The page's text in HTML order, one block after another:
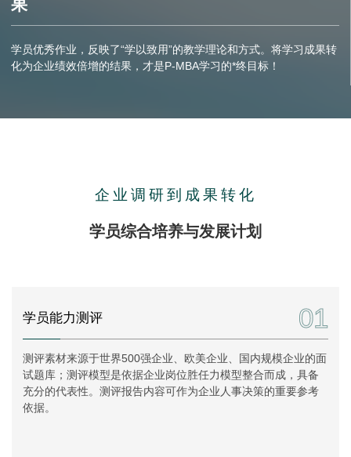
果
学员优秀作业，反映了“学以致用”的教学理论和方式。将学习成果转
化为企业绩效倍增的结果，才是P-MBA学习的*终目标！
企业调研到成果转化
学员综合培养与发展计划
学员能力测评 01
测评素材来源于世界500强企业、欧美企业、国内规模企业的面
试题库；测评模型是依据企业岗位胜任力模型整合而成，具备
充分的代表性。测评报告内容可作为企业人事决策的重要参考
依据。